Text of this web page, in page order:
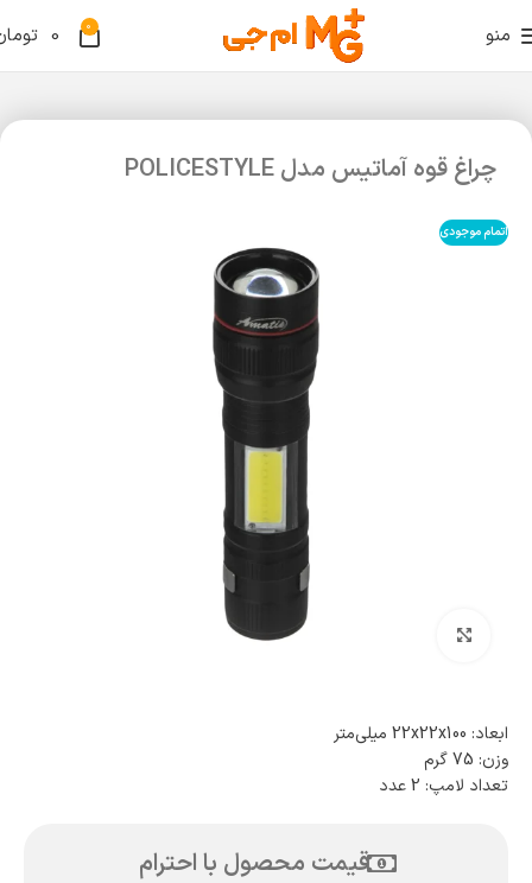
منو 0
0
چراغ قوه آماتیس مدل POLICESTYLE
اتمام موجودی
ابعاد: 22x22x100 میلی‌متر
وزن: 75 گرم
تعداد لامپ: 2 عدد
قیمت محصول با احترام